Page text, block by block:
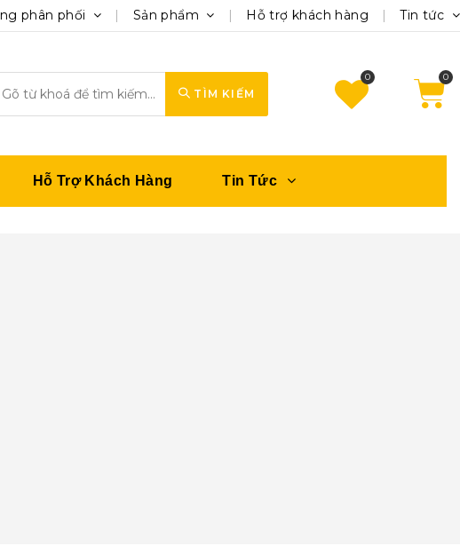
phân phối Sản phẩm Hỗ trợ khách hàng Tin tức
TÌM KIẾM
0
Hỗ Trợ Khách Hàng Tin Tức